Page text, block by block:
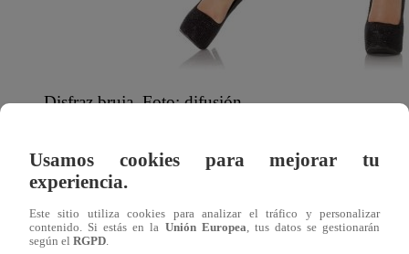
Disfraz bruja. Foto: difusión
y tacos del mismo color.
Vaquera
Usamos cookies para mejorar tu
experiencia.
Este sitio utiliza cookies para analizar el tráfico y personalizar
contenido. Si estás en la Unión Europea , tus datos se gestionarán
según el RGPD